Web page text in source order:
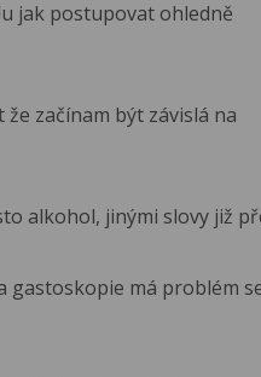
jak postupovat ohledně
začínam být závislá na
alkohol, jinými slovy již
gastoskopie má problém